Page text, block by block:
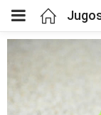
(Fruver)